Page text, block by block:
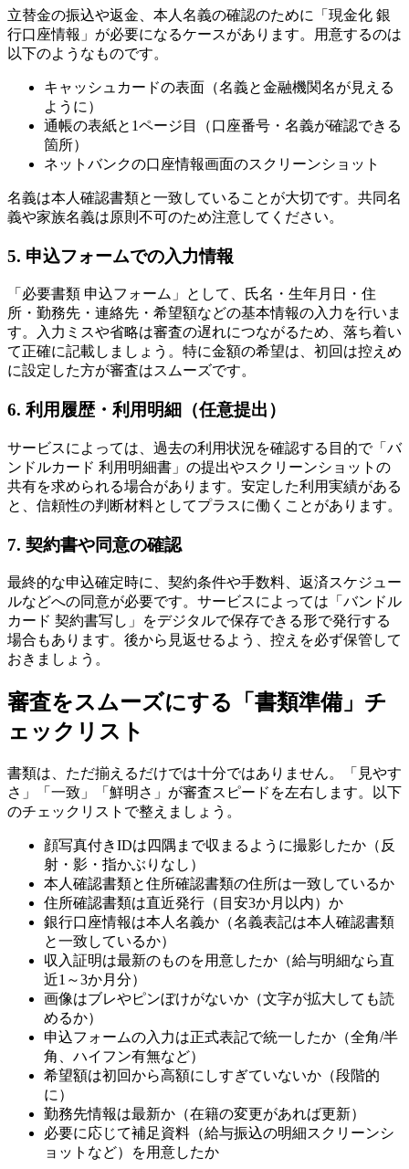
立替金の振込や返金、本人名義の確認のために「現金化 銀
行口座情報」が必要になるケースがあります。用意するのは
以下のようなものです。
キャッシュカードの表面（名義と金融機関名が見える
ように）
通帳の表紙と1ページ目（口座番号・名義が確認できる
箇所）
ネットバンクの口座情報画面のスクリーンショット
名義は本人確認書類と一致していることが大切です。共同名
義や家族名義は原則不可のため注意してください。
5. 申込フォームでの入力情報
「必要書類 申込フォーム」として、氏名・生年月日・住
所・勤務先・連絡先・希望額などの基本情報の入力を行いま
す。入力ミスや省略は審査の遅れにつながるため、落ち着い
て正確に記載しましょう。特に金額の希望は、初回は控えめ
に設定した方が審査はスムーズです。
6. 利用履歴・利用明細（任意提出）
サービスによっては、過去の利用状況を確認する目的で「バ
ンドルカード 利用明細書」の提出やスクリーンショットの
共有を求められる場合があります。安定した利用実績がある
と、信頼性の判断材料としてプラスに働くことがあります。
7. 契約書や同意の確認
最終的な申込確定時に、契約条件や手数料、返済スケジュー
ルなどへの同意が必要です。サービスによっては「バンドル
カード 契約書写し」をデジタルで保存できる形で発行する
場合もあります。後から見返せるよう、控えを必ず保管して
おきましょう。
審査をスムーズにする「書類準備」チ
ェックリスト
書類は、ただ揃えるだけでは十分ではありません。「見やす
さ」「一致」「鮮明さ」が審査スピードを左右します。以下
のチェックリストで整えましょう。
顔写真付きIDは四隅まで収まるように撮影したか（反
射・影・指かぶりなし）
本人確認書類と住所確認書類の住所は一致しているか
住所確認書類は直近発行（目安3か月以内）か
銀行口座情報は本人名義か（名義表記は本人確認書類
と一致しているか）
収入証明は最新のものを用意したか（給与明細なら直
近1～3か月分）
画像はブレやピンぼけがないか（文字が拡大しても読
めるか）
申込フォームの入力は正式表記で統一したか（全角/半
角、ハイフン有無など）
希望額は初回から高額にしすぎていないか（段階的
に）
勤務先情報は最新か（在籍の変更があれば更新）
必要に応じて補足資料（給与振込の明細スクリーンシ
ョットなど）を用意したか